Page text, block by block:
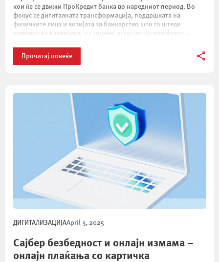
кои ќе се движи ПроКредит банка во наредниот период. Во
фокус се дигиталната трансформација, поддршката на
физичките лица и визијата за банкарство што го штеди
времето на клиентите. 22 години искуство со нов фокус
Прочитај повеќе
ДИГИТАЛИЗАЦИЈАApril 3, 2025
Сајбер безбедност и онлајн измама –
онлајн плаќања со картичка